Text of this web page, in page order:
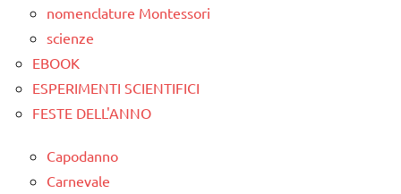
nomenclature Montessori
scienze
EBOOK
ESPERIMENTI SCIENTIFICI
FESTE DELL'ANNO
Capodanno
Carnevale